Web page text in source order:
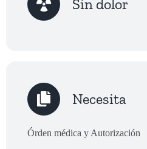
Sin dolor
Necesita
Órden médica y Autorización